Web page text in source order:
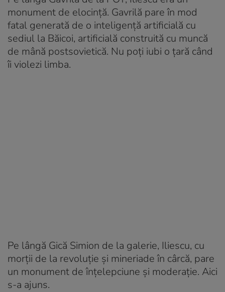
monument de elocință. Gavrilă pare în mod
fatal generată de o inteligență artificială cu
sediul la Băicoi, artificială construită cu muncă
de mână postsovietică. Nu poți iubi o țară când
îi violezi limba.
Pe lângă Gică Simion de la galerie, Iliescu, cu
morții de la revoluție și mineriade în cârcă, pare
un monument de înțelepciune și moderație. Aici
s-a ajuns.